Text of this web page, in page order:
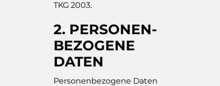
TKG 2003.
2. PERSONEN­
BEZOGENE
DATEN
Personenbezogene Daten